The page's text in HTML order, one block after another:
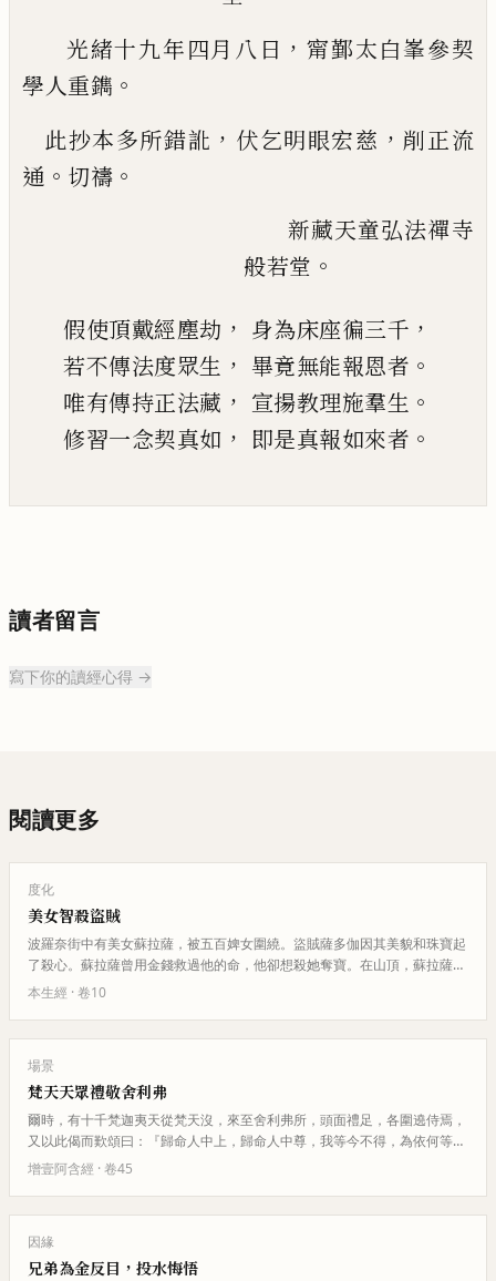
光緒十九年四月八日 ，甯鄞太白峯參契
學人重鐫 。
此抄本多所錯訛 ， 伏乞明眼宏慈 ， 削正流
通 。 切禱 。
新藏天童弘法禪寺
般若堂 。
假使頂戴經塵劫 ， 身為床座徧三千 ，
若不傳法度眾生 ， 畢竟無能報恩者 。
唯有傳持正法藏 ， 宣揚教理施羣生 。
修習一念契真如 ， 即是真報如來者 。
讀者留言
寫下你的讀經心得 →
閱讀更多
度化
美女智殺盜賊
波羅奈街中有美女蘇拉薩，被五百婢女圍繞。盜賊薩多伽因其美貌和珠寶起
了殺心。蘇拉薩曾用金錢救過他的命，他卻想殺她奪寶。在山頂，蘇拉薩識
破他的陰謀，用智慧和力量將盜…
本生經 · 卷10
場景
梵天天眾禮敬舍利弗
爾時，有十千梵迦夷天從梵天沒，來至舍利弗所，頭面禮足，各圍遶侍焉，
又以此偈而歎頌曰：『歸命人中上，歸命人中尊，我等今不得，為依何等
禪？』
增壹阿含經 · 卷45
因緣
兄弟為金反目，投水悔悟